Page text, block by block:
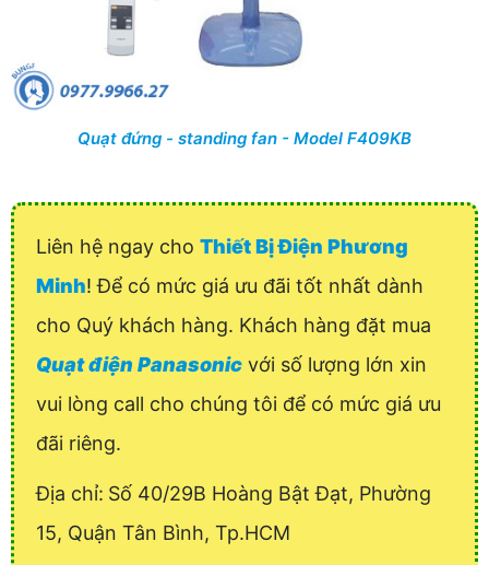
Quạt đứng - standing fan - Model F409KB
Liên hệ ngay cho Thiết Bị Điện Phương
Minh! Để có mức giá ưu đãi tốt nhất dành
cho Quý khách hàng. Khách hàng đặt mua
Quạt điện Panasonic với số lượng lớn xin
vui lòng call cho chúng tôi để có mức giá ưu
đãi riêng.
Địa chỉ: Số 40/29B Hoàng Bật Đạt, Phường
15, Quận Tân Bình, Tp.HCM